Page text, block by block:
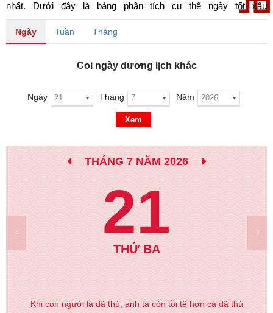
nhất. Dưới đây là bảng phân tích cụ thể ngày tốt xấu
ngày 21/7/2026. Chúc quý bạn có một ngày may mắn và tốt lành.
Ngày Tuần Tháng
Coi ngày dương lịch khác
Ngày Tháng Năm
Xem
THÁNG 7 NĂM 2026
21
THỨ BA
Khi con người là dã thú, anh ta còn tồi tệ hơn cả dã thú